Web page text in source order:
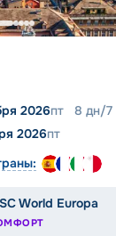
2026пт 8 дн/7
2026пт
World Europa